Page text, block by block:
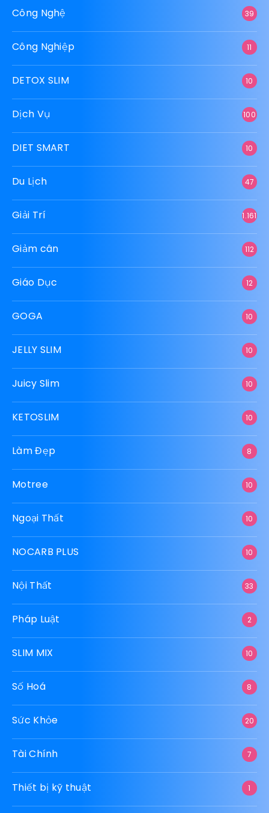
Công Nghệ 39
Công Nghiệp 11
DETOX SLIM 10
Dịch Vụ 100
DIET SMART 10
Du Lịch 47
Giải Trí 1.161
Giảm cân 112
Giáo Dục 12
GOGA 10
JELLY SLIM 10
Juicy Slim 10
KETOSLIM 10
Làm Đẹp 8
Motree 10
Ngoại Thất 10
NOCARB PLUS 10
Nội Thất 33
Pháp Luật 2
SLIM MIX 10
Số Hoá 8
Sức Khỏe 20
Tài Chính 7
Thiết bị kỹ thuật 1